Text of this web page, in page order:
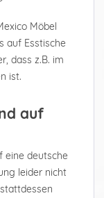
Möbel
auf Esstische
dass z.B. im
ist.
auf
eine deutsche
leider nicht